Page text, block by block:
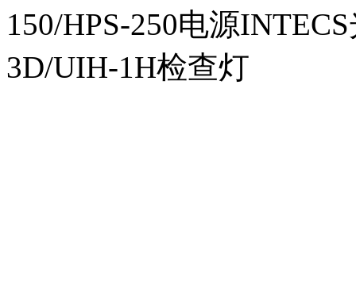
150/HPS-250电源
3D/UIH-1H检查灯